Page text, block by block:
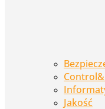
Jakość